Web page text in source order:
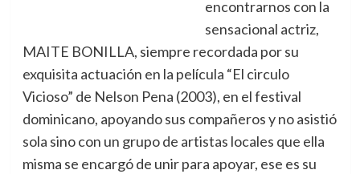
encontrarnos con la
sensacional actriz,
MAITE BONILLA, siempre recordada por su
exquisita actuación en la película “El circulo
Vicioso” de Nelson Pena (2003), en el festival
dominicano, apoyando sus compañeros y no asistió
sola sino con un grupo de artistas locales que ella
misma se encargó de unir para apoyar, ese es su